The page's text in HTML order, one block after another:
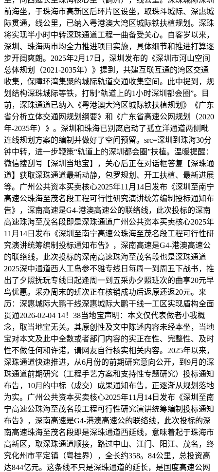
前海坐，于珠海市高新区后环片区设坐，取珠斗城际、深惠城
际贯通，线公里，已纳入粤港澳大湾区城际铁扶植规划。深珠
将实现半小时中转深珠通道工程一曲备受关心。自客岁以来，
深圳、珠海两市均全力推进项目实施，具体细节和推进打算逐
步开阔爽朗。2025年2月17日，深圳发布的《深圳市河山空间
总体规划（2021-2035年）》提到，共建互联互通的湾区交通
收集，保障环湾集聚的城际轨道交通收集空间。此中提到，规
划结构深珠城际等铁，打制“轨道上的1小时深圳都会圈”。目
前，深珠通道已纳入《粤港澳大湾区城际铁扶植规划》《广东
省分析立体交通网规划纲要》和《广东省高速公网规划（2020
年-2035年）》。深圳和珠海已别离启动了孤立洋通道两侧毗
连线规划方案的编制并做好了空间预留。src=深圳到珠海30分
钟中转，进一步鞭策“轨道上的深圳都会圈”扶植。温暖提醒：
微信搜刮号【深圳当地宝】，关心后正在对话框答复【深珠通
道】获取深珠通道最新动静，包罗规划、开工扶植、最新进展
等。广州公共资本买卖核心2025年11月14日发布《深圳至南宁
高速公珠海至茂名段工程可行性研究演讲统筹编制投标通知布
告》，深南高速是G4-港澳高速公的联络线，此次投标的深南
高速珠海至茂名段即是深珠通道广州公共资本买卖核心2025年
11月14日发布《深圳至南宁高速公珠海至茂名段工程可行性研
究演讲统筹编制投标通知布告》，深南高速是G4-港澳高速公
的联络线，此次投标的深南高速珠海至茂名段也是深珠通道
2025深中通道西人工岛参不雅专线日每周一到周五下战书，推
出了夕照抚玩专线日起逢周一到五采办夕照班次的曲享20元早
鸟优惠。采办周末的班次正在核销成功后返原还返20元。来
历：深惠城际大鹏干线深惠城际大鹏干线一工区实现盾构全面
贯通2026-02-04 14！38当地宝声明：本文仅代表做者小我概
念，取当地宝无关。其原创性及文中陈述内容未经本坐，当地
宝对本文及此中全数或者部门内容的实正在性、完整性、及时
性不做任何和许诺，请网友自行核实相关内容。2025年以来，
深珠通道快速推进，从6月份的前期研究意向公开，到9月的深
珠通道前期研究（工程手艺方案和支持性专题研究）投标通知
布告，10月的中标（成交）成果通知布告，正逐渐从规划落地
为实。广州公共资本买卖核心2025年11月14日发布《深圳至南
宁高速公珠海至茂名段工程可行性研究演讲统筹编制投标通知
布告》，深南高速是G4-港澳高速公的联络线，此次投标的深
南高速珠海至茂名段即是深珠通道西延线，意味着起于珠海市
高新区，取深珠通道顺接，路过中山、江门、阳江、茂名，终
究化州市平定镇（粤桂界），全长约358。84公里，总投资高
达844亿元。这条线不只是深珠通道的延长，是国度高速公网